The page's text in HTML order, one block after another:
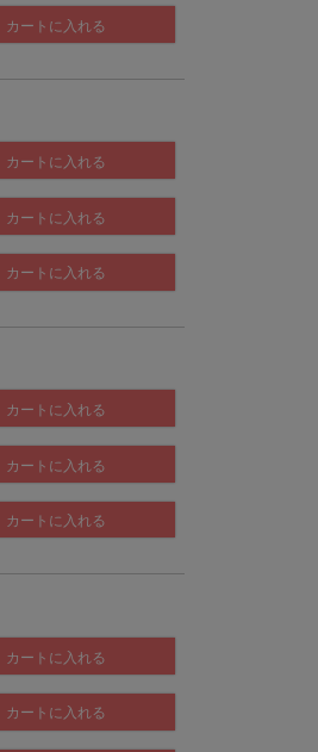
カートに入れる
カートに入れる
カートに入れる
カートに入れる
カートに入れる
カートに入れる
カートに入れる
カートに入れる
カートに入れる